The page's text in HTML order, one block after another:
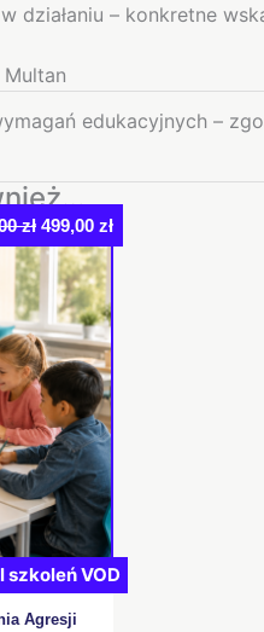
działaniu – konkretne
edukacyjnych –
szkoleń VOD
Agresji
zł
Pierwotna
cena
wynosiła:
599,00 zł.
499,00 zł
Aktualna
cena